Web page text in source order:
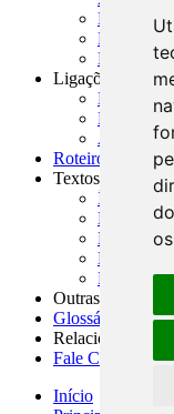
PMF -
Manuais
Resenhas
Ligações
Links Úteis
Agências
Roteiros para
Textos
Índice de
Editorial
Na
Fórum de
Outras
Glossário
Relacionamento
Fale Conosco
Início